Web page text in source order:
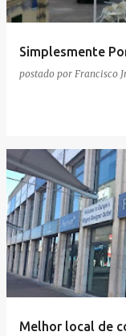
Simplesmente
postado por Francisco
Melhor local de